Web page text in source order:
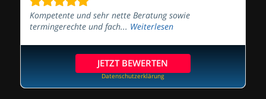
Kompetente und sehr nette Beratung sowie
termingerechte und fach... Weiterlesen
JETZT BEWERTEN
Datenschutzerklärung